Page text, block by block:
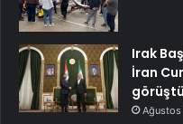
Irak
İran
görüştü
Ağustos